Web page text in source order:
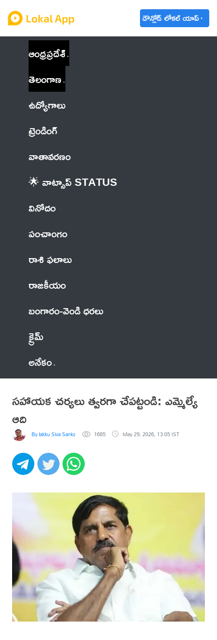
డౌన్లోడ్ లోకల్ యాప్
ఆంధ్రప్రదేశ్
తెలంగాణ
ఉద్యోగాలు
ట్రెండింగ్
వాతావరణం
🌟 వాట్సాప్ STATUS
వినోదం
పంచాంగం
రాశి ఫలాలు
రాజకీయం
బంగారం-వెండి ధరలు
క్రైమ్
అనేకం
సహాయక చర్యలు త్వరగా చేపట్టండి: ఎమ్మెల్యే
ఆది
By lakku Siva Sankar Reddy 1685 May 29, 2026, 13:05 IST